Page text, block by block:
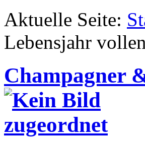
Aktuelle Seite:
Lebensjahr
Champagner